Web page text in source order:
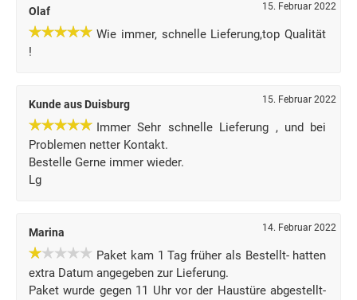
Olaf 15. Februar 2022
Wie immer, schnelle Lieferung,top Qualität
!
Kunde aus Duisburg 15. Februar 2022
Immer Sehr schnelle Lieferung , und bei
Problemen netter Kontakt.
Bestelle Gerne immer wieder.
Lg
Marina 14. Februar 2022
Paket kam 1 Tag früher als Bestellt- hatten
extra Datum angegeben zur Lieferung.
Paket wurde gegen 11 Uhr vor der Haustüre abgestellt-